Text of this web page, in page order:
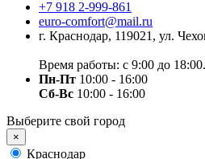
+7 918 2-999-861
euro-comfort@mail.ru
г. Краснодар, 119021, ул.
Время работы: с 9:00 до 18:00.
Пн-Пт 10:00 - 16:00
Сб-Вс 10:00 - 16:00
Выберите свой город
×
Краснодар